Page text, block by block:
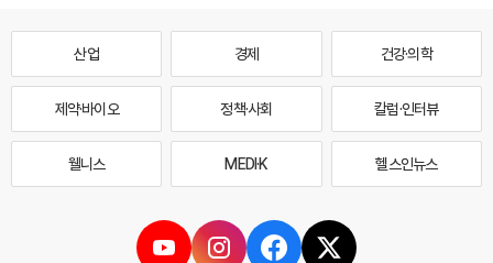
산업 경제 건강·의학
제약·바이오 정책·사회 칼럼·인터뷰
웰니스 MEDI·K 헬스인뉴스